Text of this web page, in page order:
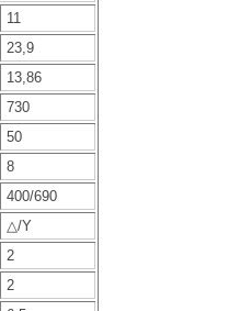
11
23,9
13,86
730
50
8
400/690
△/Y
2
2